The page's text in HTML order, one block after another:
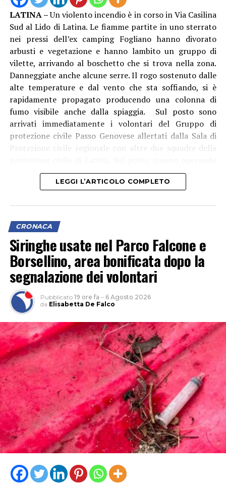
Nel laboratorio sono stati inoltre rinvenuti e messi in
sicurezza: due secchi in plastica contenenti
rispettivamente 4,8 kg e 4 kg di cocaina in fase di
raffinazione, un ingente quantitativo di sostanze da
taglio, 27 sacchi di pellet da 15 kg ciascuno,
verosimilmente intrisi di stupefacente e oggetto di
lavorazione, diversi recipienti contenenti solventi e
setacci utilizzati per l’estrazione chimica della sostanza
dal pellet, oltre ai residui delle lavorazioni già
effettuate.
Mentre il denaro, i beni e la droga già confezionata sono
stati immediatamente sequestrati. L’intera area della
tecnici da parte di personale specializzato dei
Carabinieri del R.I.S. di Roma, per determinare l’esatta
LATINA –Un violento incendio è in corso in Via Casilina
Sud al Lido di Latina. Le fiamme partite in uno sterrato
nei pressi dell’ex camping Fogliano hanno divorato
arbusti e vegetazione e hanno lambito un gruppo di
vilette, arrivando al boschetto che si trova nella zona.
Danneggiate anche alcune serre. Il rogo sostenuto dalle
alte temperature e dal vento che sta soffiando, si è
rapidamente propagato producendo una colonna di
fumo visibile anche dalla spiaggia. Sul posto sono
arrivati immediatamente i volontari del Gruppo di
protezione civile Passo Genovese allertati dalla Sala di
Protezione civile regionale con altre due squadre della
anche i vigili del fuoco con un’autobotte e da poco è
arrivato l’elicottero antincendio del corpo che sta
ELICOTTERO
AIB VIGILI
DEL FUOCO
INCENDIO
CASILINA
SUD
PROTEZIONE
CIVILE
PASSO
GENOVESE
INCENDIO
CASILINA
SUD
LEGGI L’ARTICOLO COMPLETO
CRONACA
Siringhe usate nel Parco Falcone e
Borsellino, area bonificata dopo la
segnalazione dei volontari
Pubblicato 19 ore fa – 6 Agosto 2026
da Elisabetta De Falco